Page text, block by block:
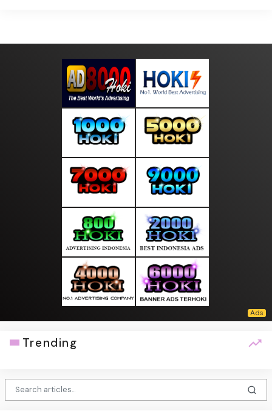
Trending